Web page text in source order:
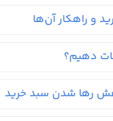
و راهکار آن‌ها
دهیم؟
رها شدن سبد خرید